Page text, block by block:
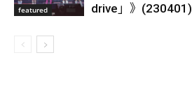
featured
drive」》(230401)